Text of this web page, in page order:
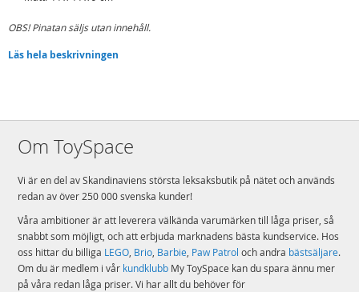
OBS! Pinatan säljs utan innehåll.
Mer
Modell
Läs hela beskrivningen
Om ToySpace
Vi är en del av Skandinaviens största leksaksbutik på nätet och används
redan av över 250 000 svenska kunder!
Våra ambitioner är att leverera välkända varumärken till låga priser, så
snabbt som möjligt, och att erbjuda marknadens bästa kundservice. Hos
oss hittar du billiga LEGO Brio Barbie Paw Patrol och andra bästsäljare.
Om du är medlem i vår kundklubb My ToySpace kan du spara ännu mer
på våra redan låga priser. Vi har allt du behöver för